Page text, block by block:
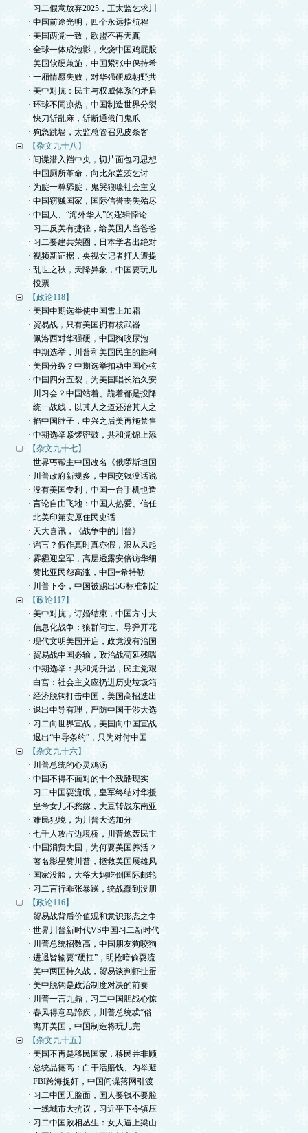
· 习二假意放弃2025，王太监乞求川
· 中国前途光明，四个永远指航程
· 美国两党一致，欧盟不再天真
· 全球一体成泡影，火烧中国鸡屁股
· 美国软硬兼施，中国紧张中保持希
· 一厢情愿失败，对华强硬成朝野共
· 美中对抗：民主与权威体系的矛盾
· 环球不同凉热，中国制造世界分裂
· 快刀斩乱麻，斩断通俄门鬼爪
· 狗急跳墙，太监总管召见皮条客
【杂文九十八】
· 间谍潜入裆中央，切片面包习思想
· 中国厕所革命，向比尔盖茨乞讨
· 为腚一尊舔腚，鬼哭狼嚎社会主义
· 中国窃贼国家，国际信誉丧失殆尽
· 中国人、“海外华人”的逻辑悖论
· 习二反美有捷径，给美国人当爸爸
· 习二要建共荣圈，日本学者出绝对
· 视频新证据，央视女记者打人遭提
· 乱世之秋，天降异象，中国要玩儿
· 投票
【政论118】
· 美国中期选举使中国雪上加霜
· 贸易战，只有美国拥有核武器
· 佩洛西对华强硬，中国狗咬尿泡
· 中期选举，川普和美国民主的胜利
· 美国分裂？中期选举扣动中国心弦
· 中国四分五裂，为美国唱长治久安
· 川习会？中国站着、跪着都是投降
· 统一战线，以其人之道还治其人之
· 掐中国脖子，中兴之后美再施禁售
· 中期选举紧锣密鼓，共和党锦上添
【杂文九十七】
· 世界丐帮主中国改名《俄啰斯坦国
· 川普政府新规多，中国交钱没话说
· 没有美国专利，中国一台手机也造
· 言论自由飞地：中国人热爱、信任
· 北美印第安原住民史话
· 天大喜讯，《战争中的川普》
· 谣言？假作真时真亦假，浪从风起
· 雾霾迎皇军，高层透露安倍访华细
· 赞比亚民怨高涨，中国=希特勒
· 川普下令，中国被踢出5G标准制定
【政论117】
· 美中对抗，订婚结束，中国方寸大
· 信息化战争：狼群问世、导弹开花
· 现代文明美国开启，政党没有治国
· 贸易战中国必输，政治战苟延残喘
· 中期选举：共和党升温，民主党艰
· 白宫：社会主义应扔进历史垃圾箱
· 经济脱钩打击中国，美国高招迭出
· 退出中导有理，严防中国干涉大选
· 习二向世界宣战，美国向中国宣战
· 退出“中导条约”，只为对付中国
【杂文九十六】
· 川普总统的心灵鸡汤
· 中国不得不面对的十个残酷现实
· 习二中国耍流氓，皇军终结对华援
· 皇帝女儿不愁嫁，大豆转战东南亚
· 难民犯境，为川普大选加分
· 七千人攻占边境桥，川普炮轰民主
· 中国消费大国，为何要美国养活？
· 著名影星赞川普，拯救美国展雄风
· 国家没脸，大爷大妈吃倒国际邮轮
· 习二言行乖张暴躁，统战蠢到没朋
【政论116】
· 贸易战背后价值观和意识形态之争
· 世界川普新时代VS中国习二新时代
· 川普总统招数高，中国朋友狗咬狗
· 进退皆输要“硬扛”，明抢暗偷耍流
· 美中两国持久战，贸易谈判虾扯蛋
· 美中脱钩是政治制度对决的前奏
· 川普一言九鼎，习二中国胆战心惊
· 春风得意马蹄疾，川普总统忒“俗
· 离开美国，中国制造将玩儿完
【杂文九十五】
· 美国不再是移民国家，移民并非顾
· 总统品德高：白干活赔钱、内举避
· FBI跨海捉奸，中国间谍落网引渡
· 习二中国无脸面，国人要钱不要脸
· 一线城市大抗议，习近平下令镇压
· 习二中国败相丛生：女人逼上梁山